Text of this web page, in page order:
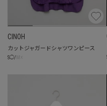
CINOH
カットジャガードシャツワンピース
S◯/